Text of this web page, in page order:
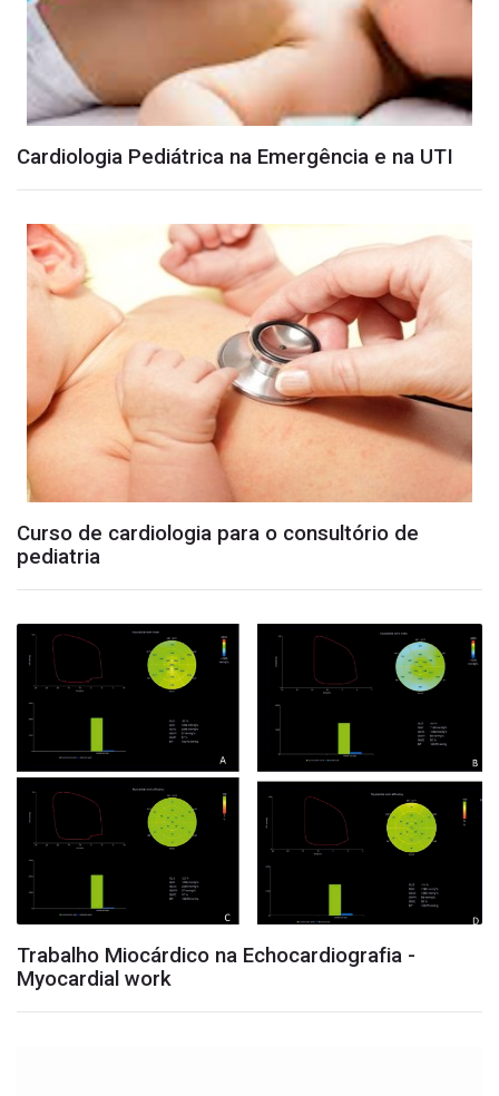
Cardiologia Pediátrica na Emergência e na UTI
Curso de cardiologia para o consultório de
pediatria
Trabalho Miocárdico na Echocardiografia -
Myocardial work